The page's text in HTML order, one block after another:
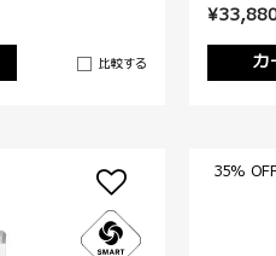
比較する
カ
35%